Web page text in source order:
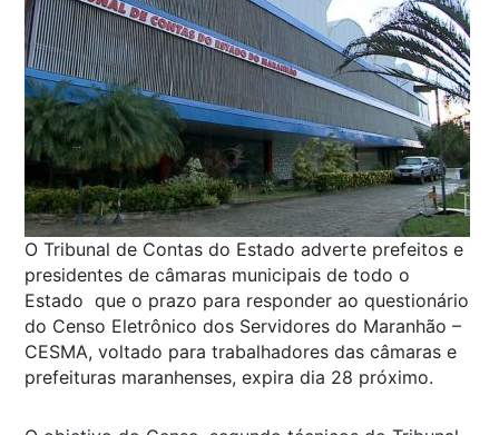
O Tribunal de Contas do Estado adverte prefeitos e
presidentes de câmaras municipais de todo o
Estado que o prazo para responder ao questionário
do Censo Eletrônico dos Servidores do Maranhão –
CESMA, voltado para trabalhadores das câmaras e
prefeituras maranhenses, expira dia 28 próximo.